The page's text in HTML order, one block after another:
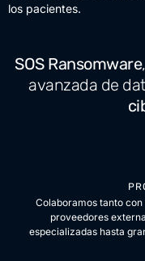
los pacientes.
SOS Ransomware
avanzada de
Colaboramos tanto
proveedores
especializadas hasta